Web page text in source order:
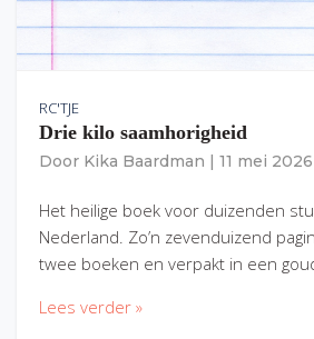
RC'TJE
Drie kilo saamhorigheid
Door Kika Baardman 11 mei 2026
Het heilige boek voor duizenden
Nederland. Zo’n zevenduizend
twee boeken en verpakt in een
Lees verder »